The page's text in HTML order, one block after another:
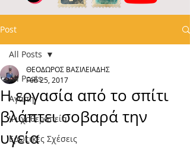
Post
All Posts
Αγάπη
Ψυχοθεραπεία
Ερωτικές Σχέσεις
All Posts
Η εργασία από το σπίτι
βλάπτει σοβαρά την
υγεία
ΘΕΟΔΩΡΟΣ ΒΑΣΙΛΕΙΑΔΗΣ
Feb 25, 2017